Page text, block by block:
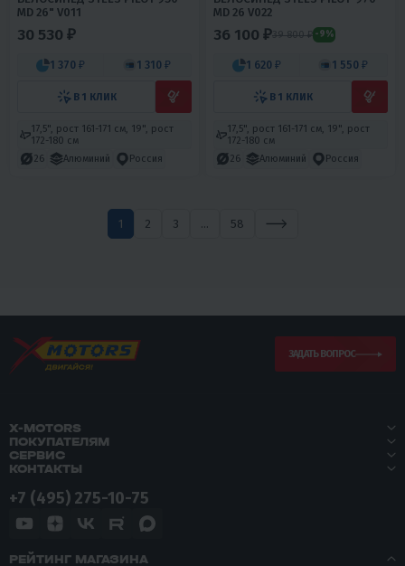
MD 26" V011
30 530 ₽
1 370 ₽ 1 310 ₽
В 1 КЛИК
17,5", рост 161-171 см, 19", рост
172-180 см
26
Алюминий Россия
MD 26 V022
36 100 ₽39 800 ₽ -9%
1 620 ₽ 1 550 ₽
В 1 КЛИК
17,5", рост 161-171 см, 19", рост
172-180 см
26
Алюминий Россия
1 2 3 ... 58
ЗАДАТЬ ВОПРОС
X-MOTORS
ПОКУПАТЕЛЯМ
СЕРВИС
КОНТАКТЫ
+7 (495) 275-10-75
РЕЙТИНГ МАГАЗИНА